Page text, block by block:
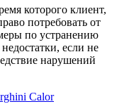
которого клиент,
потребовать от
по устранению
если не
нарушений
Calor